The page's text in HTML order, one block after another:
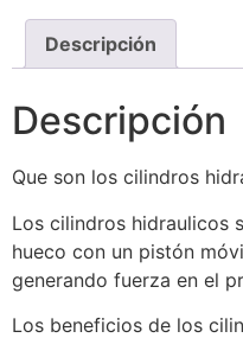
Descripción
Descripción
Que son los cilindros
Los cilindros hidraulicos
hueco con un pistón
generando fuerza en el
Los beneficios de los